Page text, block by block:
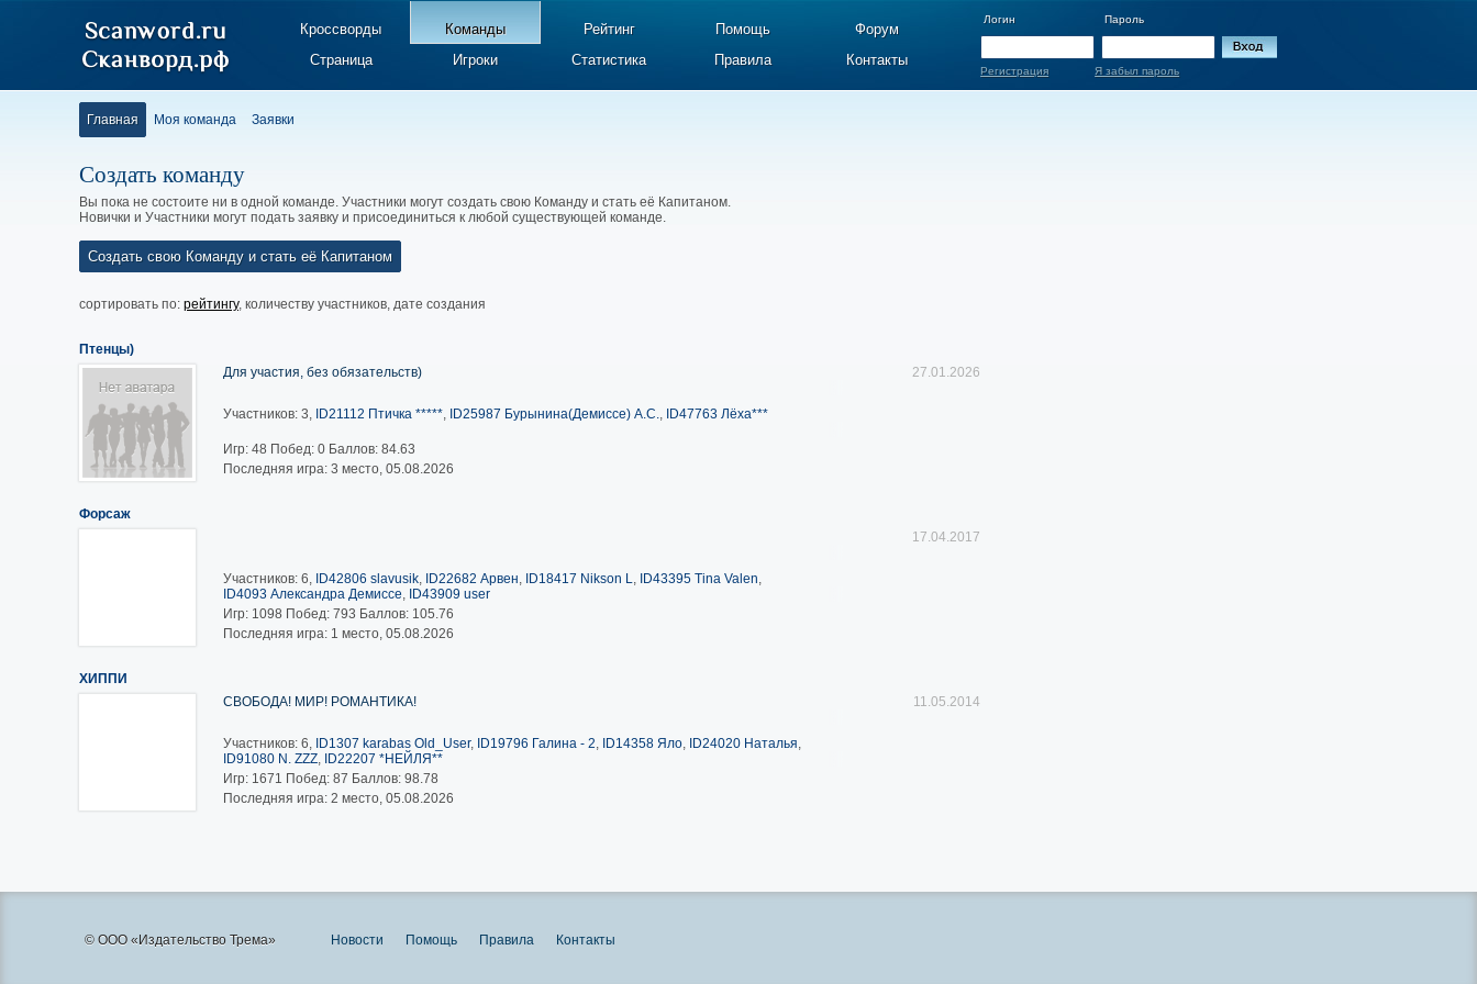
Кроссворды Команды Рейтинг Помощь
Форум
Страница
Игроки Статистика Правила Контакты
Логин Пароль
Регистрация Я забыл пароль
Главная Моя команда Заявки
Создать команду
Вы пока не состоите ни в одной команде. Участники могут создать свою Команду и стать её Капитаном.
Новички и Участники могут подать заявку и присоединиться к любой существующей команде.
Создать свою Команду и стать её Капитаном
сортировать по: рейтингу, количеству участников, дате создания
Птенцы)
Для участия, без обязательств)
Участников: 3, ID21112 Птичка *****, ID25987 Бурынина(Демиссе) А.С., ID47763 Лёха***
Игр: 48 Побед: 0 Баллов: 84.63
Последняя игра: 3 место, 05.08.2026
27.01.2026
Форсаж
Участников: 6, ID42806 slavusik, ID22682 Арвен, ID18417 Nikson L, ID43395 Tina Valen,
ID4093 Александра Демиссе, ID43909 user
Игр: 1098 Побед: 793 Баллов: 105.76
Последняя игра: 1 место, 05.08.2026
17.04.2017
ХИППИ
СВОБОДА! МИР! РОМАНТИКА!
Участников: 6, ID1307 karabas Old_User, ID19796 Галина - 2, ID14358 Яло, ID24020 Наталья,
ID91080 N. ZZZ, ID22207 *НЕЙЛЯ**
Игр: 1671 Побед: 87 Баллов: 98.78
Последняя игра: 2 место, 05.08.2026
11.05.2014
© ООО «Издательство Трема» Новости Помощь Правила Контакты